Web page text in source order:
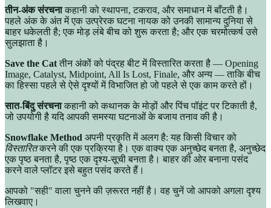
तीन-अंक संरचनाकहानी को स्थापना, टकराव, और समाधान में बाँटती है।
पहले अंक के अंत में एक उत्प्रेरक घटना नायक को उनकी सामान्य दुनिया से
बाहर धकेलती है; एक मोड़ लंबे बीच को शुरू करता है; और एक चरमोत्कर्ष उसे
सुलझाता है।
Save the Catतीन अंकों को पंद्रह बीट में विस्तारित करता है — Opening
Image, Catalyst, Midpoint, All Is Lost, Finale, और अन्य — ताकि बीच
का हिस्सा पहले से ऐसे दृश्यों में विभाजित हो जो पहले से एक काम करते हों।
सात-बिंदु संरचनाकहानी को कथानक के मोड़ों और पिंच पॉइंट पर टिकाती है,
जो उपयोगी है यदि आपकी समस्या घटनाओं के बजाय तनाव की है।
Snowflake Method अपनी प्रकृति में अलग है: यह किसी विचार को
विस्तारितकरने की एक प्रक्रिया है। एक वाक्य एक अनुच्छेद बनता है, अनुच्छेद
एक पृष्ठ बनता है, पृष्ठ एक दृश्य-सूची बनता है। बाहर की ओर बनाना पसंद
करने वाले प्लॉटर इसे बहुत पसंद करते हैं।
आपको "सही" वाला चुनने की ज़रूरत नहीं है। वह चुनें जो आपको अगला दृश्य
लिखवाए।